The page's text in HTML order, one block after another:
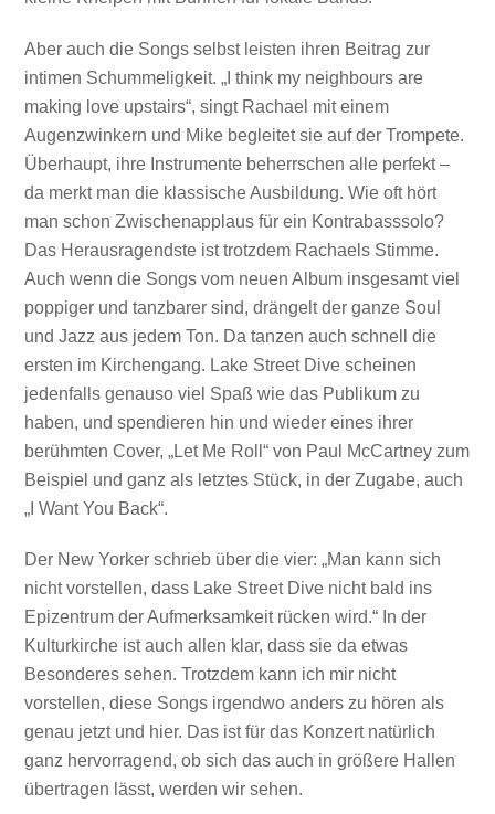
Aber auch die Songs selbst leisten ihren Beitrag zur
intimen Schummeligkeit. „I think my neighbours are
making love upstairs“, singt Rachael mit einem
Augenzwinkern und Mike begleitet sie auf der Trompete.
Überhaupt, ihre Instrumente beherrschen alle perfekt –
da merkt man die klassische Ausbildung. Wie oft hört
man schon Zwischenapplaus für ein Kontrabasssolo?
Das Herausragendste ist trotzdem Rachaels Stimme.
Auch wenn die Songs vom neuen Album insgesamt viel
poppiger und tanzbarer sind, drängelt der ganze Soul
und Jazz aus jedem Ton. Da tanzen auch schnell die
ersten im Kirchengang. Lake Street Dive scheinen
jedenfalls genauso viel Spaß wie das Publikum zu
haben, und spendieren hin und wieder eines ihrer
berühmten Cover, „Let Me Roll“ von Paul McCartney zum
Beispiel und ganz als letztes Stück, in der Zugabe, auch
„I Want You Back“.
Der New Yorker schrieb über die vier: „Man kann sich
nicht vorstellen, dass Lake Street Dive nicht bald ins
Epizentrum der Aufmerksamkeit rücken wird.“ In der
Kulturkirche ist auch allen klar, dass sie da etwas
Besonderes sehen. Trotzdem kann ich mir nicht
vorstellen, diese Songs irgendwo anders zu hören als
genau jetzt und hier. Das ist für das Konzert natürlich
ganz hervorragend, ob sich das auch in größere Hallen
übertragen lässt, werden wir sehen.